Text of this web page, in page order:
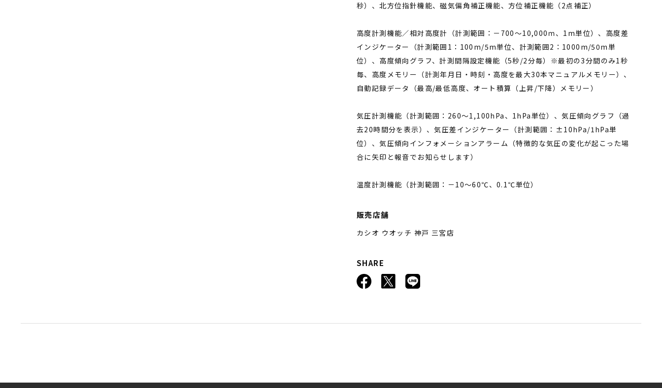
秒）、北方位指針機能、磁気偏角補正機能、方位補正機能（2点補正）
高度計測機能／相対高度計（計測範囲：－700～10,000ｍ、1m単位）、高度差
インジケーター（計測範囲1：100m/5m単位、計測範囲2：1000m/50m単
位）、高度傾向グラフ、計測間隔設定機能（5秒/2分毎）※最初の3分間のみ1秒
毎、高度メモリー（計測年月日・時刻・高度を最大30本マニュアルメモリー）、
自動記録データ（最高/最低高度、オート積算（上昇/下降）メモリー）
気圧計測機能（計測範囲：260～1,100hPa、1hPa単位）、気圧傾向グラフ（過
去20時間分を表示）、気圧差インジケーター（計測範囲：±10hPa/1hPa単
位）、気圧傾向インフォメーションアラーム（特徴的な気圧の変化が起こった場
合に矢印と報音でお知らせします）
温度計測機能（計測範囲：－10～60℃、0.1℃単位）
販売店舗
カシオ ウオッチ 神戸 三宮店
SHARE